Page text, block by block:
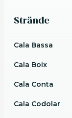
Strände
Cala Bassa
Cala Boix
Cala Conta
Cala Codolar